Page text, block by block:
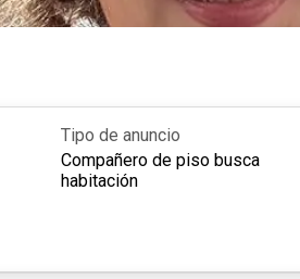
Tipo de anuncio
Compañero de piso busca
habitación